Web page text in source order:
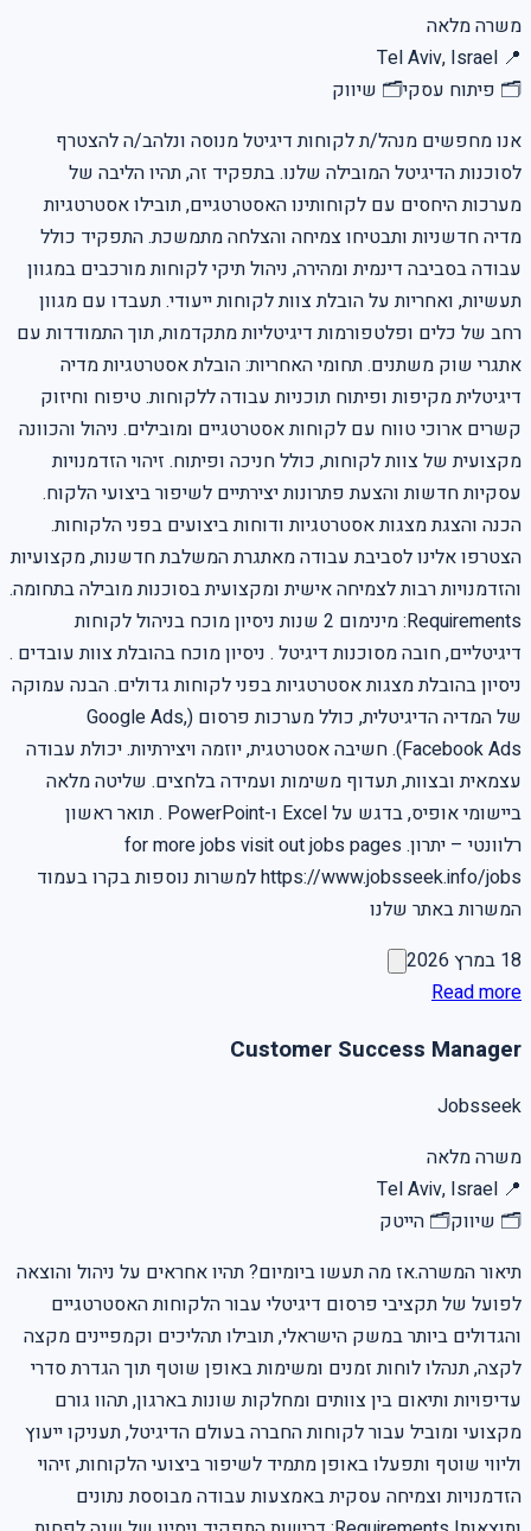
משרה מלאה
📍
Tel Aviv, Israel
🗂 פיתוח עסקי🗂 שיווק
אנו מחפשים מנהל/ת לקוחות דיגיטל מנוסה ונלהב/ה להצטרף
לסוכנות הדיגיטל המובילה שלנו. בתפקיד זה, תהיו הליבה של
מערכות היחסים עם לקוחותינו האסטרטגיים, תובילו אסטרטגיות
מדיה חדשניות ותבטיחו צמיחה והצלחה מתמשכת. התפקיד כולל
עבודה בסביבה דינמית ומהירה, ניהול תיקי לקוחות מורכבים במגוון
תעשיות, ואחריות על הובלת צוות לקוחות ייעודי. תעבדו עם מגוון
רחב של כלים ופלטפורמות דיגיטליות מתקדמות, תוך התמודדות עם
אתגרי שוק משתנים. תחומי האחריות: הובלת אסטרטגיות מדיה
דיגיטלית מקיפות ופיתוח תוכניות עבודה ללקוחות. טיפוח וחיזוק
קשרים ארוכי טווח עם לקוחות אסטרטגיים ומובילים. ניהול והכוונה
מקצועית של צוות לקוחות, כולל חניכה ופיתוח. זיהוי הזדמנויות
עסקיות חדשות והצעת פתרונות יצירתיים לשיפור ביצועי הלקוח.
הכנה והצגת מצגות אסטרטגיות ודוחות ביצועים בפני הלקוחות.
הצטרפו אלינו לסביבת עבודה מאתגרת המשלבת חדשנות, מקצועיות
והזדמנויות רבות לצמיחה אישית ומקצועית בסוכנות מובילה בתחומה.
Requirements: מינימום 2 שנות ניסיון מוכח בניהול לקוחות
דיגיטליים, חובה מסוכנות דיגיטל . ניסיון מוכח בהובלת צוות עובדים .
ניסיון בהובלת מצגות אסטרטגיות בפני לקוחות גדולים. הבנה עמוקה
של המדיה הדיגיטלית, כולל מערכות פרסום (Google Ads,
Facebook Ads). חשיבה אסטרטגית, יוזמה ויצירתיות. יכולת עבודה
עצמאית ובצוות, תעדוף משימות ועמידה בלחצים. שליטה מלאה
ביישומי אופיס, בדגש על Excel ו-PowerPoint . תואר ראשון
רלוונטי – יתרון. for more jobs visit out jobs pages
https://www.jobsseek.info/jobs למשרות נוספות בקרו בעמוד
המשרות באתר שלנו
18 במרץ 2026
Read more
Customer Success Manager
Jobsseek
משרה מלאה
📍
Tel Aviv, Israel
🗂 שיווק🗂 הייטק
תיאור המשרה.אז מה תעשו ביומיום? תהיו אחראים על ניהול והוצאה
לפועל של תקציבי פרסום דיגיטלי עבור הלקוחות האסטרטגיים
והגדולים ביותר במשק הישראלי, תובילו תהליכים וקמפיינים מקצה
לקצה, תנהלו לוחות זמנים ומשימות באופן שוטף תוך הגדרת סדרי
עדיפויות ותיאום בין צוותים ומחלקות שונות בארגון, תהוו גורם
מקצועי ומוביל עבור לקוחות החברה בעולם הדיגיטל, תעניקו ייעוץ
וליווי שוטף ותפעלו באופן מתמיד לשיפור ביצועי הלקוחות, זיהוי
הזדמנויות וצמיחה עסקית באמצעות עבודה מבוססת נתונים